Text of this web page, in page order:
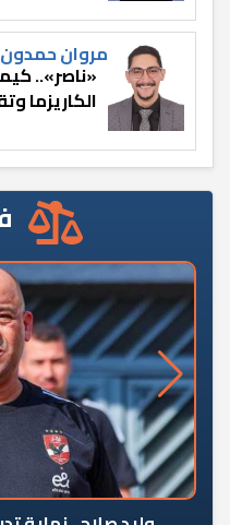
مروان حمدون
«ناصر»..
الكاريزما